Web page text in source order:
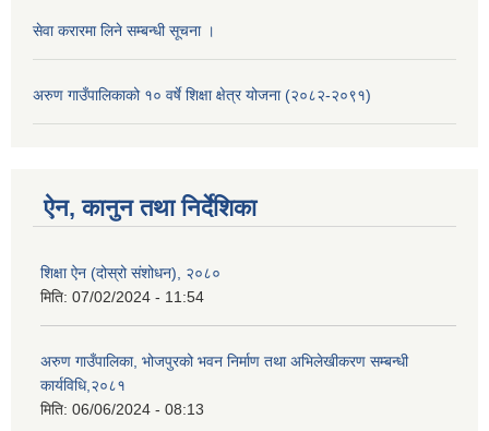
सेवा करारमा लिने सम्बन्धी सूचना ।
अरुण गाउँपालिकाको १० वर्षे शिक्षा क्षेत्र योजना (२०८२-२०९१)
ऐन, कानुन तथा निर्देशिका
शिक्षा ऐन (दोस्रो संशोधन), २०८०
मिति: 07/02/2024 - 11:54
अरुण गाउँपालिका, भोजपुरको भवन निर्माण तथा अभिलेखीकरण सम्बन्धी
कार्यविधि,२०८१
मिति: 06/06/2024 - 08:13